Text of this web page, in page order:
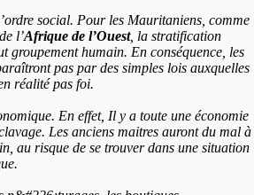
social. Pour les Mauritaniens, comme
l’Afrique de l’Ouest, la stratification
groupement humain. En conséquence, les
pas par des simples lois auxquelles
réalité pas foi.
En effet, Il y a toute une économie
Les anciens maitres auront du mal à
au risque de se trouver dans une situation